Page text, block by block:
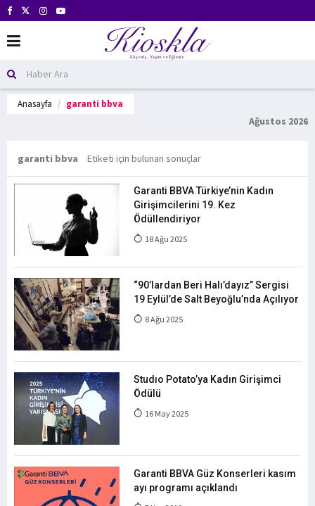
Anasayfa garanti bbva
Ağustos 2026
garanti bbva Etiketi için bulunan sonuçlar
Garanti BBVA Türkiye’nin Kadın
Girişimcilerini 19. Kez
Ödüllendiriyor
18 Ağu 2025
“90’lardan Beri Halı’dayız” Sergisi
19 Eylül’de Salt Beyoğlu’nda Açılıyor
8 Ağu 2025
Studıo Potato’ya Kadın Girişimci
Ödülü
16 May 2025
Garanti BBVA Güz Konserleri kasım
ayı programı açıklandı